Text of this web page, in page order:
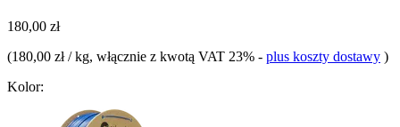
180,00 zł
(180,00 zł / kg, włącznie z kwotą VAT 23% - plus koszty dostawy )
Kolor: